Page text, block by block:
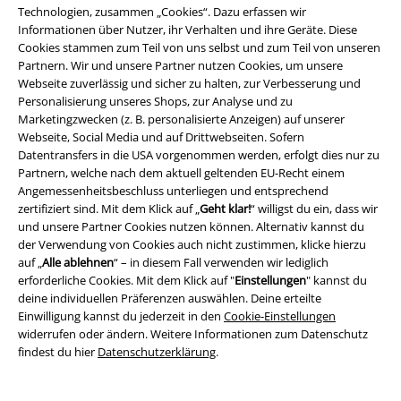
Technologien, zusammen „Cookies“. Dazu erfassen wir
Informationen über Nutzer, ihr Verhalten und ihre Geräte. Diese
Cookies stammen zum Teil von uns selbst und zum Teil von unseren
Partnern. Wir und unsere Partner nutzen Cookies, um unsere
Webseite zuverlässig und sicher zu halten, zur Verbesserung und
Personalisierung unseres Shops, zur Analyse und zu
Marketingzwecken (z. B. personalisierte Anzeigen) auf unserer
Webseite, Social Media und auf Drittwebseiten. Sofern
Datentransfers in die USA vorgenommen werden, erfolgt dies nur zu
Partnern, welche nach dem aktuell geltenden EU-Recht einem
Angemessenheitsbeschluss unterliegen und entsprechend
zertifiziert sind. Mit dem Klick auf „Geht klar!“ willigst du ein, dass wir
und unsere Partner Cookies nutzen können. Alternativ kannst du
der Verwendung von Cookies auch nicht zustimmen, klicke hierzu
auf „Alle ablehnen“ – in diesem Fall verwenden wir lediglich
erforderliche Cookies. Mit dem Klick auf "Einstellungen" kannst du
deine individuellen Präferenzen auswählen. Deine erteilte
Einwilligung kannst du jederzeit in den Cookie-Einstellungen
widerrufen oder ändern. Weitere Informationen zum Datenschutz
findest du hier Datenschutzerklärung.
Für Freizeit, Beruf, Sport und Festivals
Auch wenn das Hauptaugenmerk bei EMP auf Fan- und Band-Merch
liegt, findest du hier T-Shirts, die sich durchaus auch für das Büro eignen.
Darunter sind unter anderem neutral gestaltete Basics sowie attraktive
Casual-Wear- und Streetwear-Shirts. Auch T-Shirts für den Sportler gibt
es bei EMP – und selbstverständlich auch Kleidung für die Freizeit und
den Besuch von Konzerten und Festivals.
Was trägt der stilbewusste Szene-Gänger?
Für Szene-Gänger unterschiedlicher Genres hält EMP die passenden T-
Shirts bereit. Von der Rockwear über Wikinger- und Mittelalter-Mode bis
hin zum Punk findet jeder sein Lieblingsteil. Fans des Rockabilly
kommen ebenso auf ihre Kosten wie alle Anhänger des Industrial.
Besonders zahlreich sind die Modelle, die sich der Gothic-Kultur
widmen. Die schwarze Romantik spielt im Sortiment eine ähnlich große
Rolle wie Fantasy. Nicht alle Gothic-T-Shirtssind jedoch nur mystisch
gestaltet, es gibt auch Motive im Splatter- und Horror-Stil.